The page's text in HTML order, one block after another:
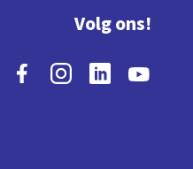
Volg ons!